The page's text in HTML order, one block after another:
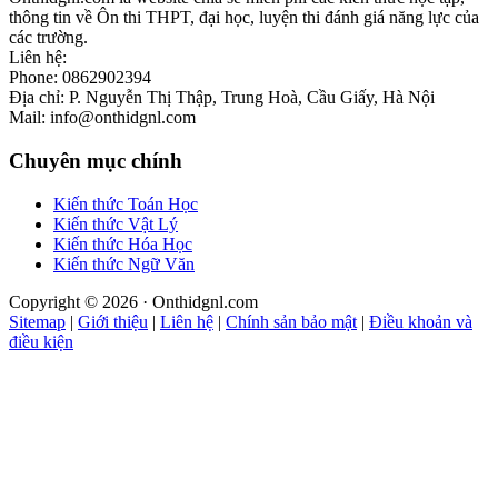
thông tin về Ôn thi THPT, đại học, luyện thi đánh giá năng lực của
các trường.
Liên hệ:
Phone: 0862902394
Địa chỉ: P. Nguyễn Thị Thập, Trung Hoà, Cầu Giấy, Hà Nội
Mail: info@onthidgnl.com
Chuyên mục chính
Kiến thức Toán Học
Kiến thức Vật Lý
Kiến thức Hóa Học
Kiến thức Ngữ Văn
Copyright © 2026 · Onthidgnl.com
Sitemap | Giới thiệu | Liên hệ | Chính sản bảo mật | Điều khoản và
điều kiện